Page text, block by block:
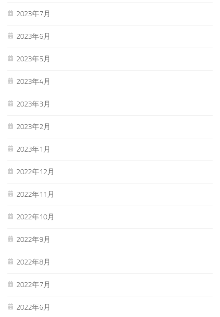
2023年7月
2023年6月
2023年5月
2023年4月
2023年3月
2023年2月
2023年1月
2022年12月
2022年11月
2022年10月
2022年9月
2022年8月
2022年7月
2022年6月